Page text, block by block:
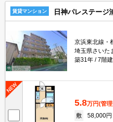
賃貸マンション 日神パレステージ
京浜東北線・
埼玉県さいた
築31年
7階建
5.8万円(管
敷
58,000円